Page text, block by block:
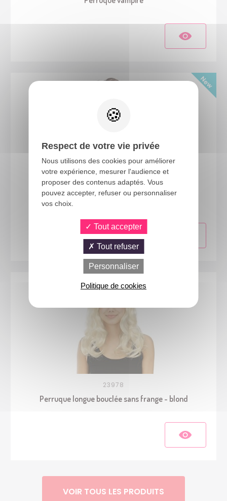
23996
Perruque mi-longue avec moustache - brun
23978
Perruque longue bouclée sans frange - blond
VOIR TOUS LES PRODUITS
Respect de votre vie privée
Nous utilisons des cookies pour améliorer
votre expérience, mesurer l'audience et
proposer des contenus adaptés. Vous
pouvez accepter, refuser ou personnaliser
vos choix.
Tout accepter
Tout refuser
Personnaliser
Politique de cookies